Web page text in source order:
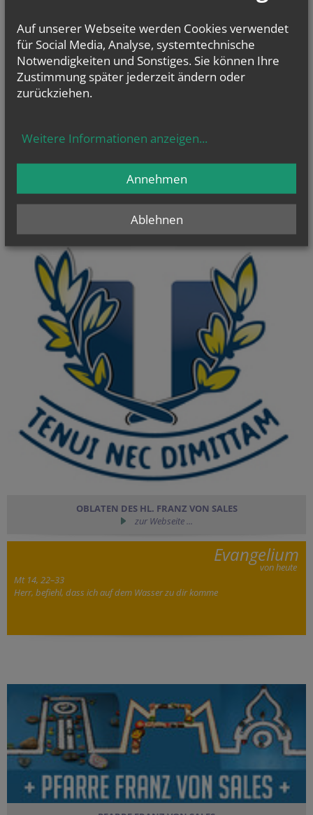
WIR TUN GUT
OBLATEN DES HL. FRANZ VON SALES
zur Webseite ...
Evangelium
von heute
Mt 14, 22–33
Herr, befiehl, dass ich auf dem Wasser zu dir komme
Auf unserer Webseite werden Cookies verwendet
für Social Media, Analyse, systemtechnische
Notwendigkeiten und Sonstiges. Sie können Ihre
Zustimmung später jederzeit ändern oder
zurückziehen.
Weitere Informationen anzeigen...
Ablehnen
Annehmen